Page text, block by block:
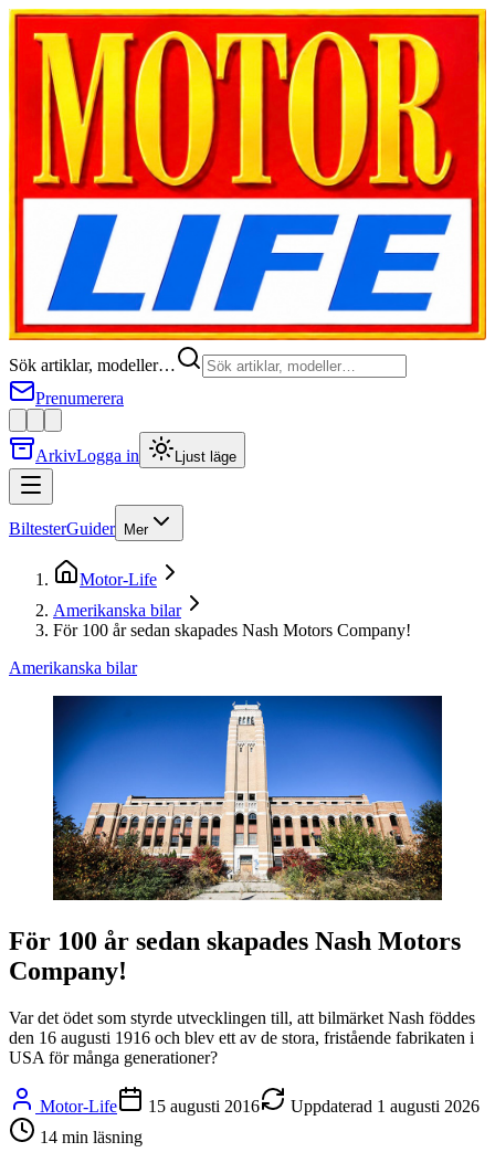
Sök artiklar, modeller…
Prenumerera
ArkivLogga in Ljust läge
BiltesterGuider Mer
Motor-Life
Amerikanska bilar
För 100 år sedan skapades Nash Motors Company!
Amerikanska bilar
För 100 år sedan skapades Nash Motors
Company!
Var det ödet som styrde utvecklingen till, att bilmärket Nash föddes
den 16 augusti 1916 och blev ett av de stora, fristående fabrikaten i
USA för många generationer?
Motor-Life 15 augusti 2016 Uppdaterad 1 augusti 2026
14 min läsning